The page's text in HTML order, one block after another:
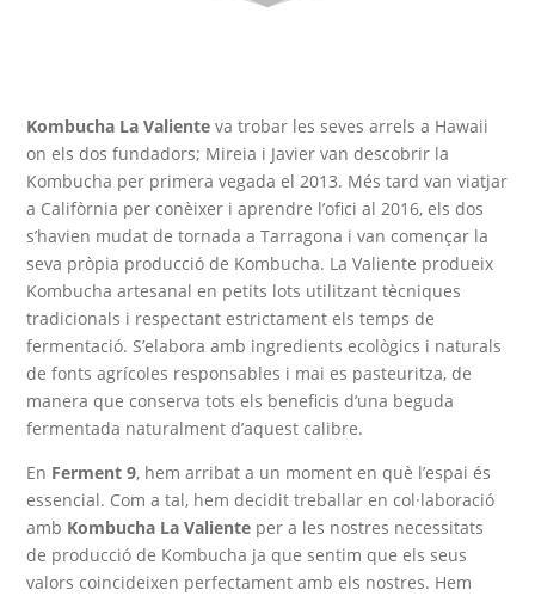
Kombucha La Valiente va trobar les seves arrels a Hawaii
on els dos fundadors; Mireia i Javier van descobrir la
Kombucha per primera vegada el 2013. Més tard van viatjar
a Califòrnia per conèixer i aprendre l’ofici al 2016, els dos
s’havien mudat de tornada a Tarragona i van començar la
seva pròpia producció de Kombucha. La Valiente produeix
Kombucha artesanal en petits lots utilitzant tècniques
tradicionals i respectant estrictament els temps de
fermentació. S’elabora amb ingredients ecològics i naturals
de fonts agrícoles responsables i mai es pasteuritza, de
manera que conserva tots els beneficis d’una beguda
fermentada naturalment d’aquest calibre.
En Ferment 9, hem arribat a un moment en què l’espai és
essencial. Com a tal, hem decidit treballar en col·laboració
amb Kombucha La Valiente per a les nostres necessitats
de producció de Kombucha ja que sentim que els seus
valors coincideixen perfectament amb els nostres. Hem